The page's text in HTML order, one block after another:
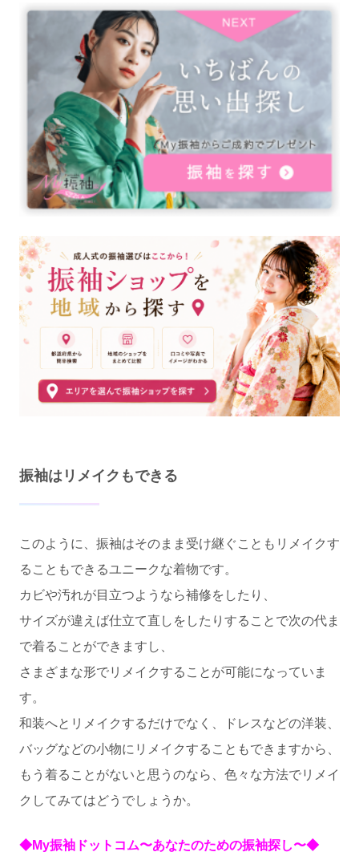
振袖はリメイクもできる
このように、振袖はそのまま受け継ぐこともリメイクす
ることもできるユニークな着物です。
カビや汚れが目立つようなら補修をしたり、
サイズが違えば仕立て直しをしたりすることで次の代ま
で着ることができますし、
さまざまな形でリメイクすることが可能になっていま
す。
和装へとリメイクするだけでなく、ドレスなどの洋装、
バッグなどの小物にリメイクすることもできますから、
もう着ることがないと思うのなら、色々な方法でリメイ
クしてみてはどうでしょうか。
◆My振袖ドットコム〜あなたのための振袖探し〜◆